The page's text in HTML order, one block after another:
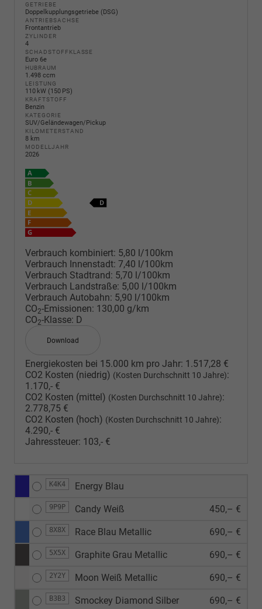
GETRIEBE
Doppelkupplungsgetriebe (DSG)
ANTRIEBSACHSE
Frontantrieb
ZYLINDER
4
SCHADSTOFFKLASSE
Euro 6e
HUBRAUM
1.498 ccm
LEISTUNG
110 kW (150 PS)
KRAFTSTOFF
Benzin
KATEGORIE
SUV/Geländewagen/Pickup
KILOMETERSTAND
8 km
MODELLJAHR
2026
Verbrauch kombiniert: 5,80 l/100km
Verbrauch Innenstadt: 7,40 l/100km
Verbrauch Stadtrand: 5,70 l/100km
Verbrauch Landstraße: 5,00 l/100km
Verbrauch Autobahn: 5,90 l/100km
CO2-Emissionen: 130,00 g/km
CO2-Klasse: D
Download
Energiekosten bei 15.000 km pro Jahr: 1.517,28 €
CO2 Kosten (niedrig) (Kosten Durchschnitt 10 Jahre):
1.170,- €
CO2 Kosten (mittel) (Kosten Durchschnitt 10 Jahre):
2.778,75 €
CO2 Kosten (hoch) (Kosten Durchschnitt 10 Jahre):
4.290,- €
Jahressteuer: 103,- €
K4K4 Energy Blau
9P9P Candy Weiß 450,– €
8X8X Race Blau Metallic 690,– €
5X5X Graphite Grau Metallic 690,– €
2Y2Y Moon Weiß Metallic 690,– €
B3B3
Smockey Diamond Silber
690,– €